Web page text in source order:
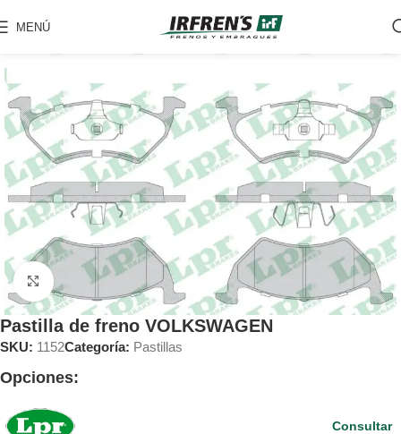
MENÚ
Clic para ampliar
Pastilla de freno VOLKSWAGEN
SKU: 1152Categoría: Pastillas
Opciones:
Consultar